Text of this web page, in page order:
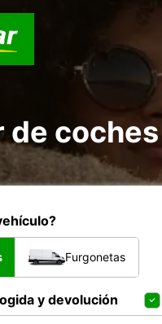
Furgonetas
y devolución